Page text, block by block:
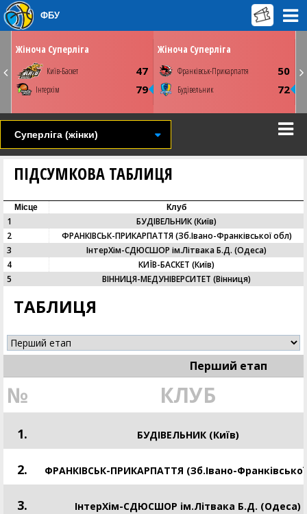
31 березня
Київ. ПС Венето
СТАТИСТИКАНОВИНА
Жіноча Суперліга
Київ-Баскет 47
Інтерхім 79
03 квітня
Київ. ПС Венето
Youtube
СТАТИСТИКА
Жіноча Суперліга
Франківськ-Прикарпаття 50
Будівельник 72
ФБУ
Суперліга (жінки)
ПІДСУМКОВА ТАБЛИЦЯ
Місце Клуб
1
БУДІВЕЛЬНИК (Київ)
2
ФРАНКІВСЬК-ПРИКАРПАТТЯ (Зб.Івано-Франківської обл)
3
ІнтерХім-СДЮСШОР ім.Літвака Б.Д. (Одеса)
4
КИЇВ-БАСКЕТ (Київ)
5
ВІННИЦЯ-МЕДУНІВЕРСИТЕТ (Вінниця)
ТАБЛИЦЯ
Перший етап
№ КЛУБ
1. БУДІВЕЛЬНИК (Київ)
2. ФРАНКІВСЬК-ПРИКАРПАТТЯ (Зб.Івано-
3. ІнтерХім-СДЮСШОР ім.Літвака Б.Д. (Одеса)